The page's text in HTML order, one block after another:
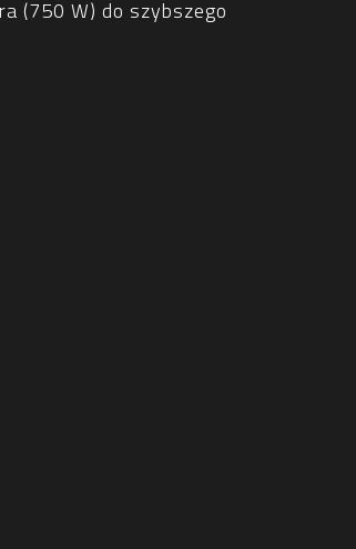
(750 W) do szybszego